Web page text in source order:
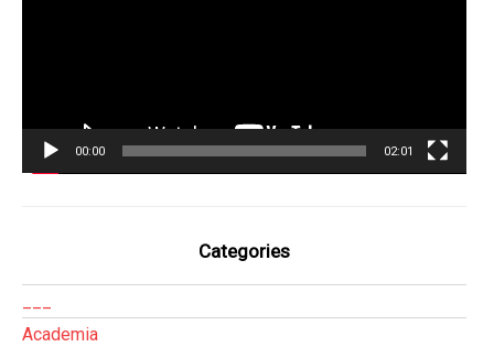
00:00 02:01
Categories
Academia